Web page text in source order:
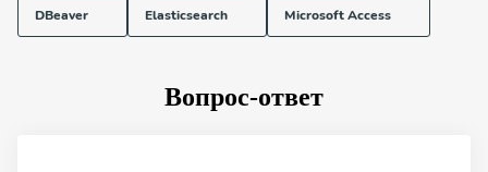
DBeaver Elasticsearch Microsoft Access
Вопрос-ответ